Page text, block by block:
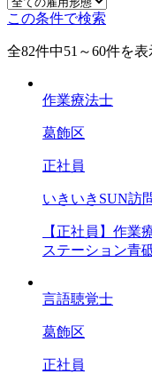
この条件で検索
全82件中51～60件を表
作業療法士
葛飾区
正社員
いきいきSUN訪
【正社員】作業
ステーション青
言語聴覚士
葛飾区
正社員